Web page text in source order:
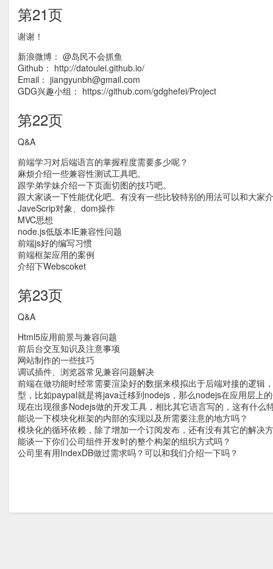
第21页
谢谢！
新浪微博： @岛民不会抓鱼
Github： http://datoulei.github.io/
Email： jiangyunbh@gmail.com
GDG兴趣小组： https://github.com/gdghefei/Project
第22页
Q&A
前端学习对后端语言的掌握程度需要多少呢？
麻烦介绍一些兼容性测试工具吧。
跟学弟学妹介绍一下页面切图的技巧吧。
跟大家谈一下性能优化吧。有没有一些比较特别的用法可以和大家
JaveScrip对象、dom操作
MVC思想
node.js低版本IE兼容性问题
前端js好的编写习惯
前端框架应用的案例
介绍下Webscoket
第23页
Q&A
Html5应用前景与兼容问题
前后台交互知识及注意事项
网站制作的一些技巧
调试插件、浏览器常见兼容问题解决
前端在做功能时经常需要渲染好的数据来模拟出于后端对接的逻
型，比如paypal就是将java迁移到nodejs，那么nodejs在应用层上
现在出现很多Nodejs做的开发工具，相比其它语言写的，这有什么
能说一下模块化框架的内部的实现以及所需要注意的地方吗？
模块化的循环依赖，除了增加一个订阅发布，还有没有其它的解决
能谈一下你们公司组件开发时的整个构架的组织方式吗？
公司里有用IndexDB做过需求吗？可以和我们介绍一下吗？